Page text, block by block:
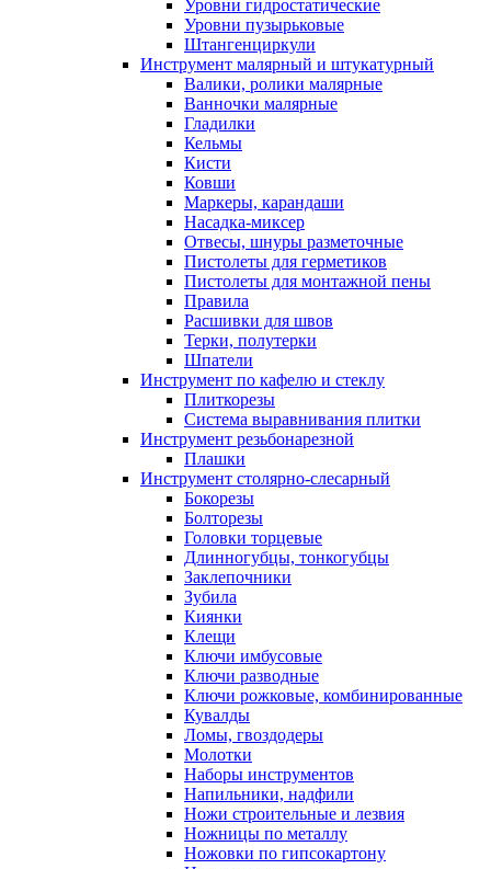
Уровни гидростатические
Уровни пузырьковые
Штангенциркули
Инструмент малярный и штукатурный
Валики, ролики малярные
Ванночки малярные
Гладилки
Кельмы
Кисти
Ковши
Маркеры, карандаши
Насадка-миксер
Отвесы, шнуры разметочные
Пистолеты для герметиков
Пистолеты для монтажной пены
Правила
Расшивки для швов
Терки, полутерки
Шпатели
Инструмент по кафелю и стеклу
Плиткорезы
Система выравнивания плитки
Инструмент резьбонарезной
Плашки
Инструмент столярно-слесарный
Бокорезы
Болторезы
Головки торцевые
Длинногубцы, тонкогубцы
Заклепочники
Зубила
Киянки
Клещи
Ключи имбусовые
Ключи разводные
Ключи рожковые, комбинированные
Кувалды
Ломы, гвоздодеры
Молотки
Наборы инструментов
Напильники, надфили
Ножи строительные и лезвия
Ножницы по металлу
Ножовки по гипсокартону